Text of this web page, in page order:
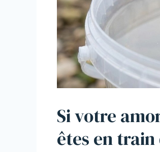
Si votre
êtes en